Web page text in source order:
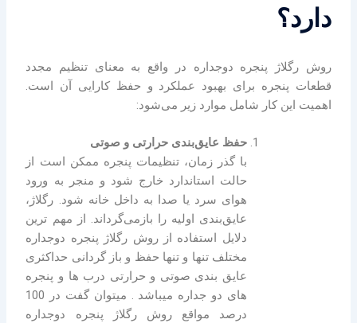
دارد؟
روش رگلاژ پنجره دوجداره در واقع به معنای تنظیم مجدد
قطعات پنجره برای بهبود عملکرد و حفظ کارایی آن است.
اهمیت این کار شامل موارد زیر می‌شود:
حفظ عایق‌بندی حرارتی و صوتی
با گذر زمان، تنظیمات پنجره ممکن است از
حالت استاندارد خارج شود و منجر به ورود
هوای سرد یا صدا به داخل خانه شود. رگلاژ،
عایق‌بندی اولیه را بازمی‌گرداند. از مهم ترین
دلایل استفاده از روش رگلاژ پنجره دوجداره
مختلف تنها و تنها حفظ و باز گردانی حداکثری
عایق بندی صوتی و حرارتی درب ها و پنجره
های دو جداره میباشد . میتوان گفت در 100
درصد مواقع روش رگلاژ پنجره دوجداره